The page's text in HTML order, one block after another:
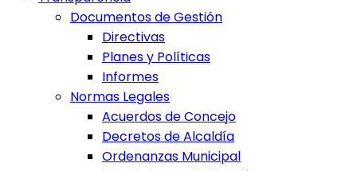
Documentos de Gestión
Directivas
Planes y Políticas
Informes
Normas Legales
Acuerdos de Concejo
Decretos de Alcaldía
Ordenanzas Municipal